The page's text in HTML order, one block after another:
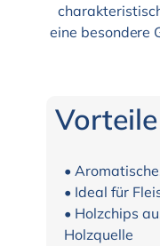
eine besondere
•
• Ideal für
• Holzchips
Holzquelle